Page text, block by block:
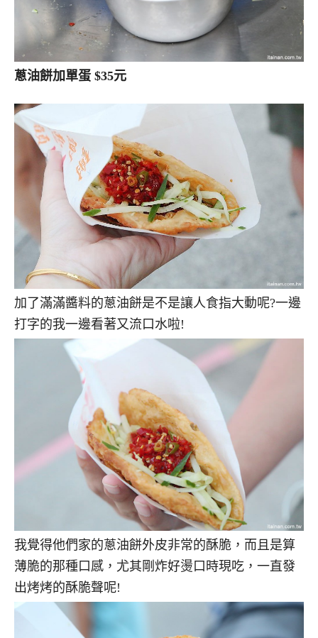
蔥油餅加單蛋 $35元
加了滿滿醬料的蔥油餅是不是讓人食指大動呢?一邊
打字的我一邊看著又流口水啦!
我覺得他們家的蔥油餅外皮非常的酥脆，而且是算
薄脆的那種口感，尤其剛炸好燙口時現吃，一直發
出烤烤的酥脆聲呢!